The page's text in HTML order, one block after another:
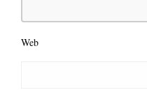
Web